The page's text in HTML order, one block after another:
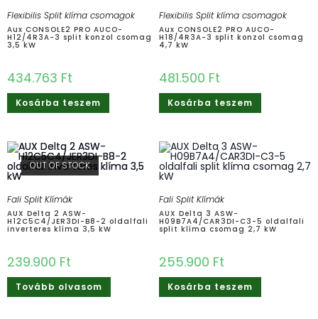
Flexibilis Split klíma csomagok
Aux CONSOLE2 PRO AUCO-
H12/4R3A-3 split konzol csomag
3,5 kW
434.763 Ft
Kosárba teszem
Flexibilis Split klíma csomagok
Aux CONSOLE2 PRO AUCO-
H18/4R3A-3 split konzol csomag
4,7 kW
481.500 Ft
Kosárba teszem
OUT OF STOCK
Fali Split Klímák
AUX Delta 2 ASW-
H12C5C4/JER3DI-B8-2 oldalfali
inverteres klíma 3,5 kW
239.900 Ft
Tovább olvasom
Fali Split Klímák
AUX Delta 3 ASW-
H09B7A4/CAR3DI-C3-5 oldalfali
split klíma csomag 2,7 kW
255.900 Ft
Kosárba teszem